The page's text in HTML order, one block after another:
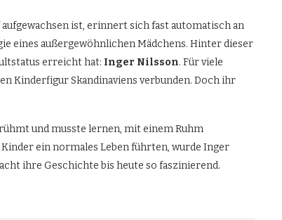
aufgewachsen ist, erinnert sich fast automatisch an
eines außergewöhnlichen Mädchens. Hinter dieser
erreicht hat: Inger Nilsson. Für viele
Kinderfigur Skandinaviens verbunden. Doch ihr
und musste lernen, mit einem Ruhm
ein normales Leben führten, wurde Inger
ihre Geschichte bis heute so faszinierend.